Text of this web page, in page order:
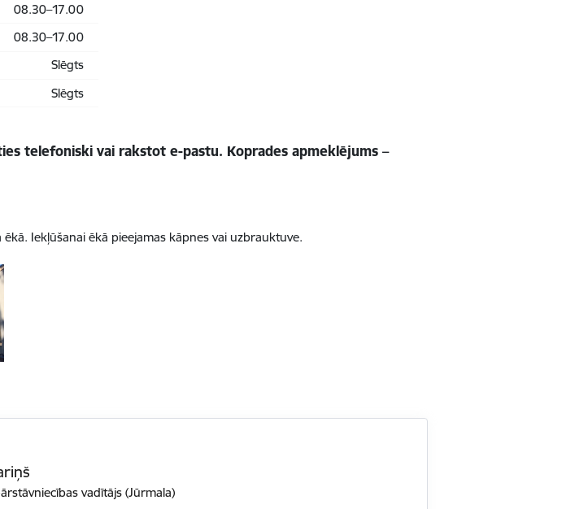
08.30–17.00
08.30–17.00
Slēgts
Slēgts
telefoniski vai rakstot e-pastu. Koprades apmeklējums –
Iekļūšanai ēkā pieejamas kāpnes vai uzbrauktuve.
vadītājs (Jūrmala)